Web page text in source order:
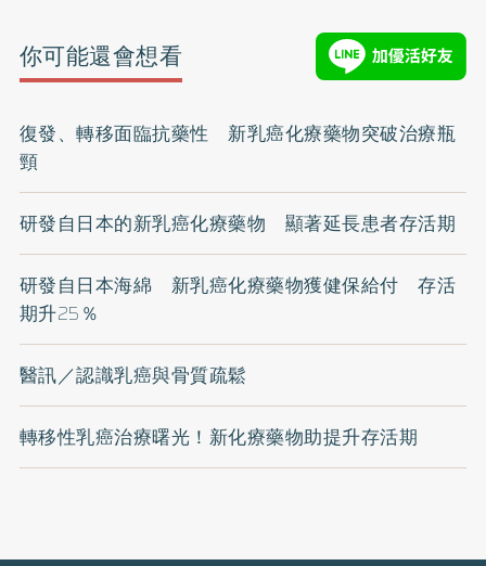
你可能還會想看
復發、轉移面臨抗藥性 新乳癌化療藥物突破治療瓶
頸
研發自日本的新乳癌化療藥物 顯著延長患者存活期
研發自日本海綿 新乳癌化療藥物獲健保給付 存活
期升25％
醫訊／認識乳癌與骨質疏鬆
轉移性乳癌治療曙光！新化療藥物助提升存活期